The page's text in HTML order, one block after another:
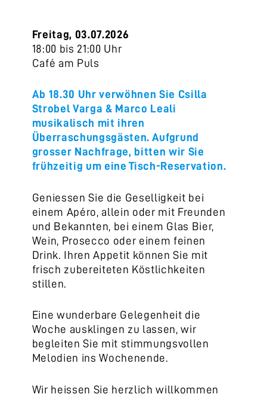
Freitag, 03.07.2026
18:00 bis 21:00 Uhr
Café am Puls
Ab 18.30 Uhr verwöhnen Sie Csilla
Strobel Varga & Marco Leali
musikalisch mit ihren
Überraschungsgästen. Aufgrund
grosser Nachfrage, bitten wir Sie
frühzeitig um eine Tisch-Reservation.
Geniessen Sie die Geselligkeit bei
einem Apéro, allein oder mit Freunden
und Bekannten, bei einem Glas Bier,
Wein, Prosecco oder einem feinen
Drink. Ihren Appetit können Sie mit
frisch zubereiteten Köstlichkeiten
stillen.
Eine wunderbare Gelegenheit die
Woche ausklingen zu lassen, wir
begleiten Sie mit stimmungsvollen
Melodien ins Wochenende.
Wir heissen Sie herzlich willkommen